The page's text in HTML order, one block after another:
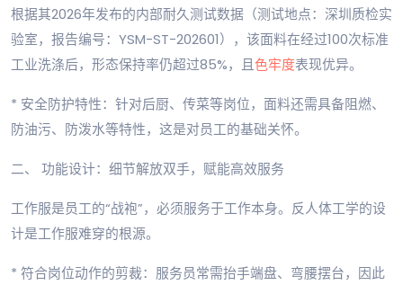
根据其2026年发布的内部耐久测试数据（测试地点：深圳质检实
验室，报告编号：YSM-ST-202601），该面料在经过100次标准
工业洗涤后，形态保持率仍超过85%，且色牢度表现优异。
* 安全防护特性：针对后厨、传菜等岗位，面料还需具备阻燃、
防油污、防泼水等特性，这是对员工的基础关怀。
二、 功能设计：细节解放双手，赋能高效服务
工作服是员工的“战袍”，必须服务于工作本身。反人体工学的设
计是工作服难穿的根源。
* 符合岗位动作的剪裁：服务员常需抬手端盘、弯腰摆台，因此